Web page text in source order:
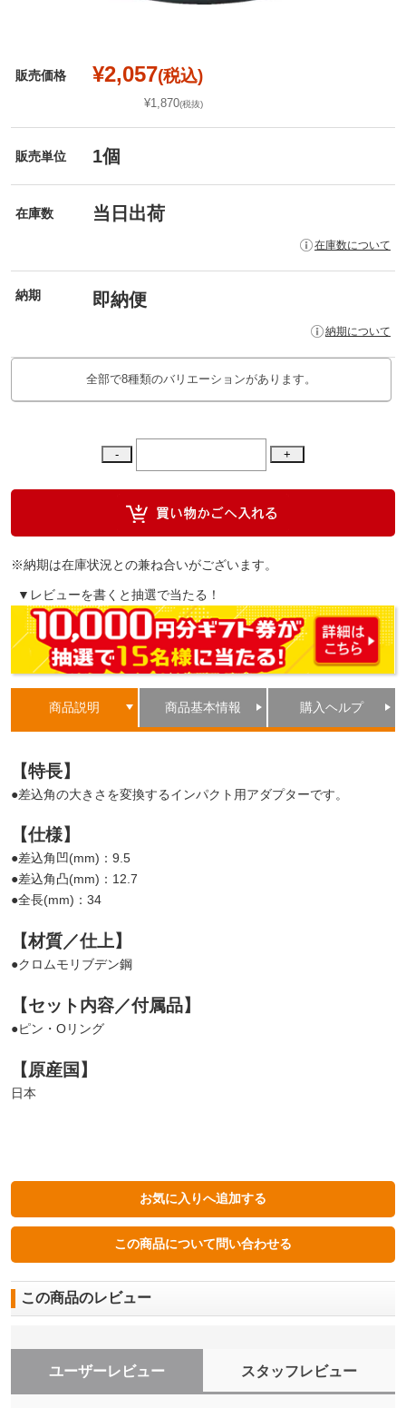
販売価格 ¥2,057(税込)
¥1,870(税抜)
販売単位 1個
在庫数 当日出荷
在庫数について
納期 即納便
納期について
全部で8種類のバリエーションがあります。
※納期は在庫状況との兼ね合いがございます。
▼レビューを書くと抽選で当たる！
商品説明 商品基本情報 購入ヘルプ
【特長】
●差込角の大きさを変換するインパクト用アダプターです。
【仕様】
●差込角凹(mm)：9.5
●差込角凸(mm)：12.7
●全長(mm)：34
【材質／仕上】
●クロムモリブデン鋼
【セット内容／付属品】
●ピン・Oリング
【原産国】
日本
この商品のレビュー
ユーザーレビュー スタッフレビュー